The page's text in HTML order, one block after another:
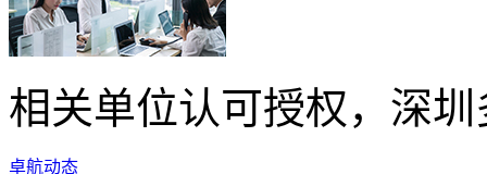
相关单位认可授权，深
卓航动态